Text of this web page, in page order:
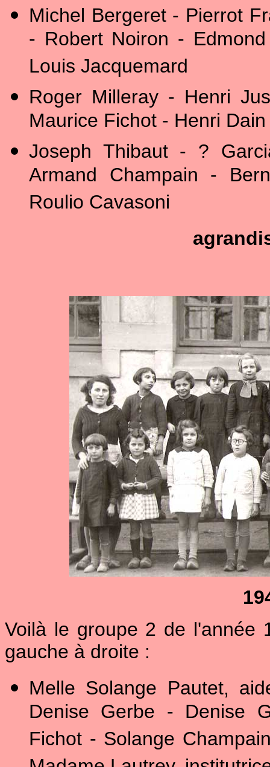
Michel Bergeret - Pierrot
- Robert Noiron -
Louis Jacquemard
Roger Milleray - Henri
Maurice Fichot - Henri
Joseph Thibaut - ?
Armand Champain -
Roulio Cavasoni
Voilà le groupe 2 de l'année
gauche à droite :
Melle Solange Pautet,
Denise Gerbe - Denise
Fichot - Solange